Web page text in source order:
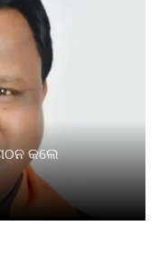
କଲେ